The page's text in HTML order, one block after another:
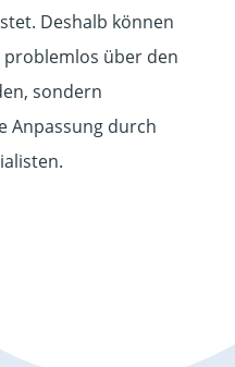
Deshalb können
über den
sondern
Anpassung durch